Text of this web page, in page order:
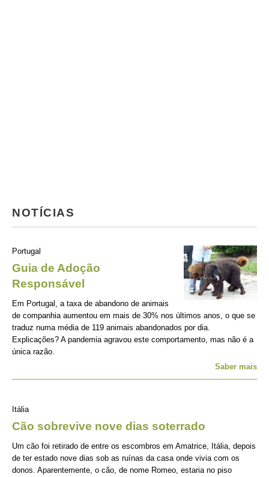
NOTÍCIAS
Portugal
Guia de Adoção
Responsável
Em Portugal, a taxa de abandono de animais
de companhia aumentou em mais de 30% nos últimos anos, o que se
traduz numa média de 119 animais abandonados por dia.
Explicações? A pandemia agravou este comportamento, mas não é a
única razão.
Saber mais
Itália
Cão sobrevive nove dias soterrado
Um cão foi retirado de entre os escombros em Amatrice, Itália, depois
de ter estado nove dias sob as ruínas da casa onde vivia com os
donos. Aparentemente, o cão, de nome Romeo, estaria no piso